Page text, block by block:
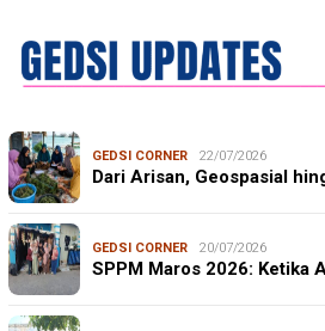
GEDSI CORNER 22/07/2026
Dari Arisan, Geospasial
GEDSI CORNER 20/07/2026
SPPM Maros 2026: Ketika